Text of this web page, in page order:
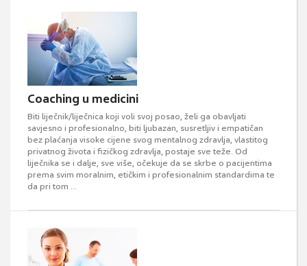
Coaching u medicini
Biti liječnik/liječnica koji voli svoj posao, želi ga obavljati
savjesno i profesionalno, biti ljubazan, susretljiv i empatičan
bez plaćanja visoke cijene svog mentalnog zdravlja, vlastitog
privatnog života i fizičkog zdravlja, postaje sve teže. Od
liječnika se i dalje, sve više, očekuje da se skrbe o pacijentima
prema svim moralnim, etičkim i profesionalnim standardima te
da pri tom ...